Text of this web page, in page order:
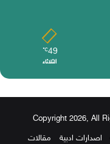
49
℃
الثلاثاء
اصدارات ادبية مقالات